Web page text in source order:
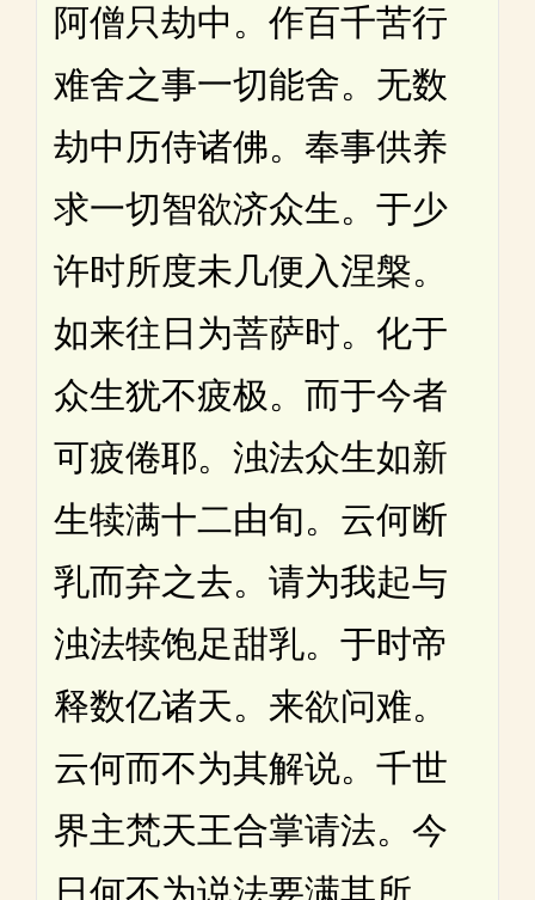
阿僧只劫中。作百千苦行
难舍之事一切能舍。无数
劫中历侍诸佛。奉事供养
求一切智欲济众生。于少
许时所度未几便入涅槃。
如来往日为菩萨时。化于
众生犹不疲极。而于今者
可疲倦耶。浊法众生如新
生犊满十二由旬。云何断
乳而弃之去。请为我起与
浊法犊饱足甜乳。于时帝
释数亿诸天。来欲问难。
云何而不为其解说。千世
界主梵天王合掌请法。今
日何不为说法要满其所